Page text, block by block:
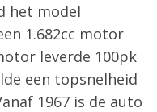
het model
1.682cc motor
leverde 100pk
een topsnelheid
1967 is de auto